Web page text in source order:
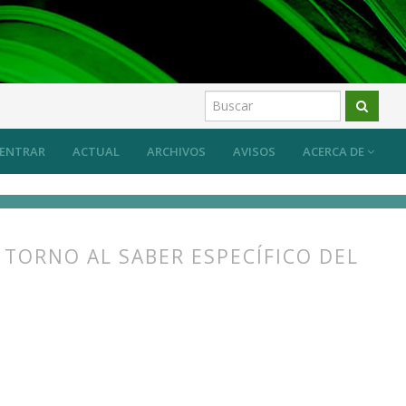
ACTUAL ARCHIVOS AVISOS ACERCA DE
ENTRAR
específico del arte y su transmisión Artículos
AL SABER ESPECÍFICO DEL